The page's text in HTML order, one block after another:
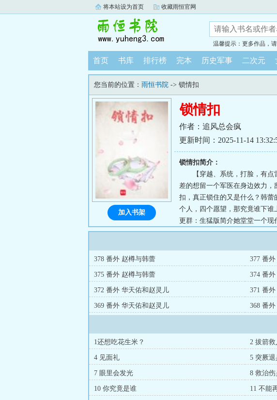
将本站设为首页 收藏雨恒官网
温馨提示：更多作品，
首页 书库 排行榜 完本 历史军事 二次元
您当前的位置： 雨恒书院 -> 锁情扣
锁情扣
作者：追风总会疯
更新时间：2025-11-14
锁情扣简介：
【穿越、系统，打脸，有
差的想留一个军医在身边效力
扣，真正锁住的又是什么？韩
个人，四个愿望，那究竟谁下
更群：生猛版简介她堂堂一个
国英雄，却为了那该死的忠心差
想什么。”她勾唇，转身丢下一
加入书架
378 番外 赵樽与韩蕾 377 番
375 番外 赵樽与韩蕾 374 番
372 番外 华天佑和赵灵儿 371 番
369 番外 华天佑和赵灵儿 368 番
1还想吃花生米？ 2 拔箭救
4 见面礼 5 突厥退
7 眼里会发光 8 救治伤
10 你究竟是谁 11 不能